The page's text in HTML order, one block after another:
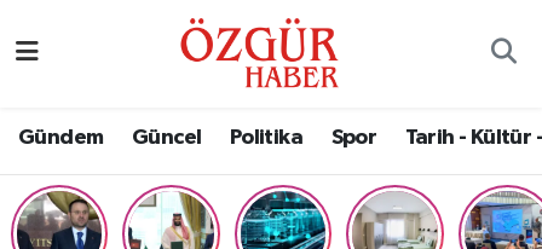
Gündem Güncel Politika Spor Tarih - Kültür
Eğitim
Nöbetçi Eczaneler
Namaz Vakitleri